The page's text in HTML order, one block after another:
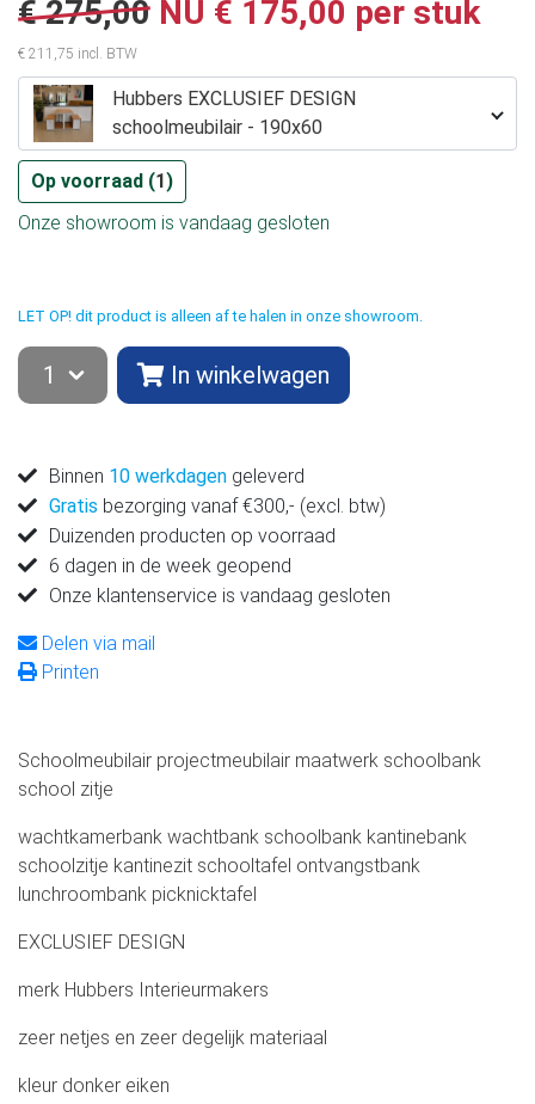
€ 275,00 NU € 175,00 per stuk
€ 211,75 incl. BTW
Hubbers EXCLUSIEF DESIGN
schoolmeubilair - 190x60
Op voorraad (1)
Onze showroom is vandaag gesloten
LET OP! dit product is alleen af te halen in onze showroom.
In winkelwagen
Binnen 10 werkdagen geleverd
Gratis bezorging vanaf €300,- (excl. btw)
Duizenden producten op voorraad
6 dagen in de week geopend
Onze klantenservice is vandaag gesloten
Delen via mail
Printen
Schoolmeubilair projectmeubilair maatwerk schoolbank
school zitje
wachtkamerbank wachtbank schoolbank kantinebank
schoolzitje kantinezit schooltafel ontvangstbank
lunchroombank picknicktafel
EXCLUSIEF DESIGN
merk Hubbers Interieurmakers
zeer netjes en zeer degelijk materiaal
kleur donker eiken